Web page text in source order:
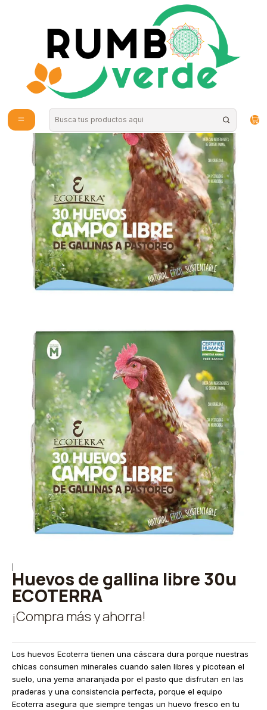
Envío gratis por compras sobre los 59.990 en la provincia de Santiago
Quesos y Huevos
Huevos de gallina libre 30u
ECOTERRA
¡Compra más y ahorra!
Los huevos Ecoterra tienen una cáscara dura porque nuestras
chicas consumen minerales cuando salen libres y picotean el
suelo, una yema anaranjada por el pasto que disfrutan en las
praderas y una consistencia perfecta, porque el equipo
Ecoterra asegura que siempre tengas un huevo fresco en tu